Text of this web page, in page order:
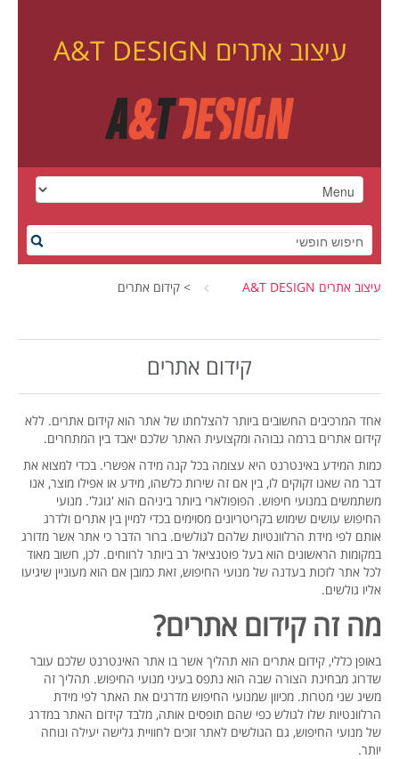
עיצוב אתרים A&T DESIGN
עיצוב אתרים A&T DESIGN > קידום אתרים
קידום אתרים
אחד המרכיבים החשובים ביותר להצלחתו של אתר הוא קידום אתרים. ללא
קידום אתרים ברמה גבוהה ומקצועית האתר שלכם יאבד בין המתחרים.
כמות המידע באינטרנט היא עצומה בכל קנה מידה אפשרי. בכדי למצוא את
דבר מה שאנו זקוקים לו, בין אם זה שירות כלשהו, מידע או אפילו מוצר, אנו
משתמשים במנועי חיפוש. הפופולארי ביותר ביניהם הוא 'גוגל'. מנועי
החיפוש עושים שימוש בקריטריונים מסוימים בכדי למיין בין אתרים ולדרג
אותם לפי מידת הרלוונטיות שלהם לגולשים. ברור הדבר כי אתר אשר מדורג
במקומות הראשונים הוא בעל פוטנציאל רב ביותר לרווחים. לכן, חשוב מאוד
לכל אתר לזכות בעדנה של מנועי החיפוש, זאת כמובן אם הוא מעוניין שיגיעו
אליו גולשים.
מה זה קידום אתרים?
באופן כללי, קידום אתרים הוא תהליך אשר בו אתר האינטרנט שלכם עובר
שדרוג מבחינת הצורה שבה הוא נתפס בעיני מנועי החיפוש. תהליך זה
משיג שני מטרות. מכיוון שמנועי החיפוש מדרגים את האתר לפי מידת
הרלוונטיות שלו לגולש כפי שהם תופסים אותה, מלבד קידום האתר במדרג
של מנועי החיפוש, גם הגולשים לאתר זוכים לחוויית גלישה יעילה ונוחה
יותר.